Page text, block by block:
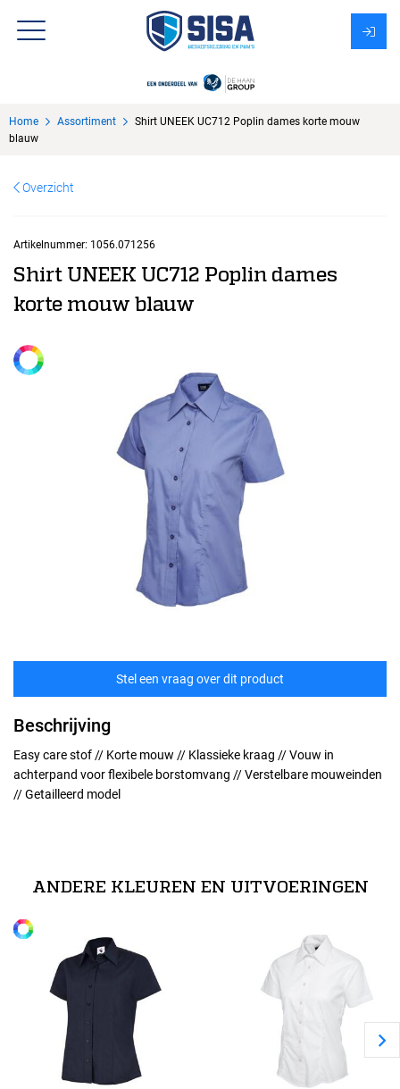
Over Sisa
Home Assortiment
Shirt UNEEK UC712 Poplin dames korte mouw
blauw
Overzicht
Artikelnummer: 1056.071256
Shirt UNEEK UC712 Poplin dames
korte mouw blauw
Stel een vraag over dit product
Beschrijving
Easy care stof // Korte mouw // Klassieke kraag // Vouw in
achterpand voor flexibele borstomvang // Verstelbare mouweinden
// Getailleerd model
ANDERE KLEUREN EN UITVOERINGEN